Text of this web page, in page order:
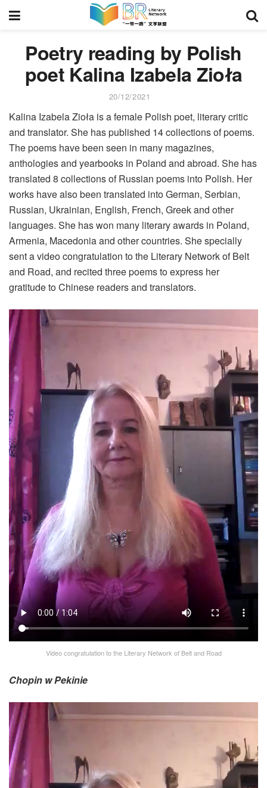
Poetry reading by Polish
poet Kalina Izabela Zioła
20/12/2021
Kalina Izabela Zioła is a female Polish poet, literary critic
and translator. She has published 14 collections of poems.
The poems have been seen in many magazines,
anthologies and yearbooks in Poland and abroad. She has
translated 8 collections of Russian poems into Polish. Her
works have also been translated into German, Serbian,
Russian, Ukrainian, English, French, Greek and other
languages. She has won many literary awards in Poland,
Armenia, Macedonia and other countries. She specially
sent a video congratulation to the Literary Network of Belt
and Road, and recited three poems to express her
gratitude to Chinese readers and translators.
Video congratulation to the Literary Network of Belt and Road
Chopin w Pekinie